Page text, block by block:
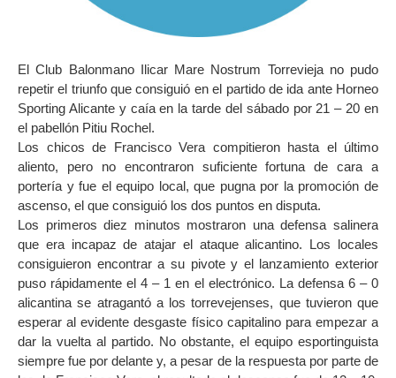
El Club Balonmano Ilicar Mare Nostrum Torrevieja no pudo
repetir el triunfo que consiguió en el partido de ida ante Horneo
Sporting Alicante y caía en la tarde del sábado por 21 – 20 en
el pabellón Pitiu Rochel.
Los chicos de Francisco Vera compitieron hasta el último
aliento, pero no encontraron suficiente fortuna de cara a
portería y fue el equipo local, que pugna por la promoción de
ascenso, el que consiguió los dos puntos en disputa.
Los primeros diez minutos mostraron una defensa salinera
que era incapaz de atajar el ataque alicantino. Los locales
consiguieron encontrar a su pivote y el lanzamiento exterior
puso rápidamente el 4 – 1 en el electrónico. La defensa 6 – 0
alicantina se atragantó a los torrevejenses, que tuvieron que
esperar al evidente desgaste físico capitalino para empezar a
dar la vuelta al partido. No obstante, el equipo esportinguista
siempre fue por delante y, a pesar de la respuesta por parte de